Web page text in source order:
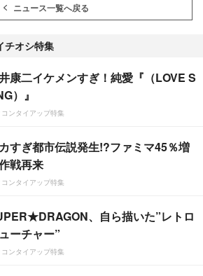
ニュース一覧へ戻る
チオシ特集
康二イケメンすぎ！純愛『（LOVE S
）』
コンタイアップ特集
すぎ都市伝説発生!?ファミマ45％増
戦再来
コンタイアップ特集
、自ら描いた”レトロ
ーチャー”
コンタイアップ特集